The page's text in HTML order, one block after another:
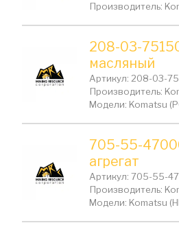
Производитель:
208-03-
масляный
Артикул: 208-03-
Производитель:
Модели: Komatsu
705-55-
агрегат
Артикул: 705-55-
Производитель:
Модели: Komatsu